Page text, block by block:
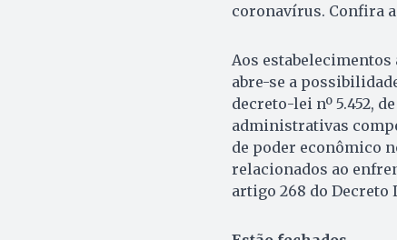
coronavírus. Confira
Aos
abre-se a
decreto-lei nº 5.452,
administrativas
de poder econômico
relacionados ao
artigo 268 do Decreto